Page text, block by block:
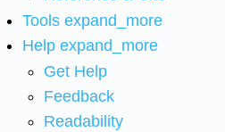
Tools expand_more
Help expand_more
Get Help
Feedback
Readability